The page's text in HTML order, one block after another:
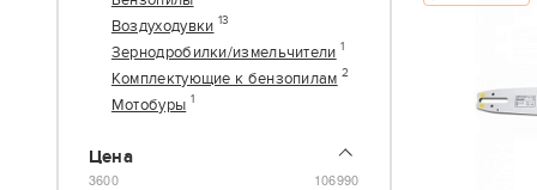
Воздуходувки 13
Зернодробилки/измельчители 1
Комплектующие к бензопилам 2
Мотобуры 1
Цена
3600 106990